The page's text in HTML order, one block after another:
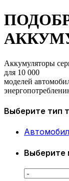
Аккумуляторы
для 10 000
моделей
Выберите тип
Выберите